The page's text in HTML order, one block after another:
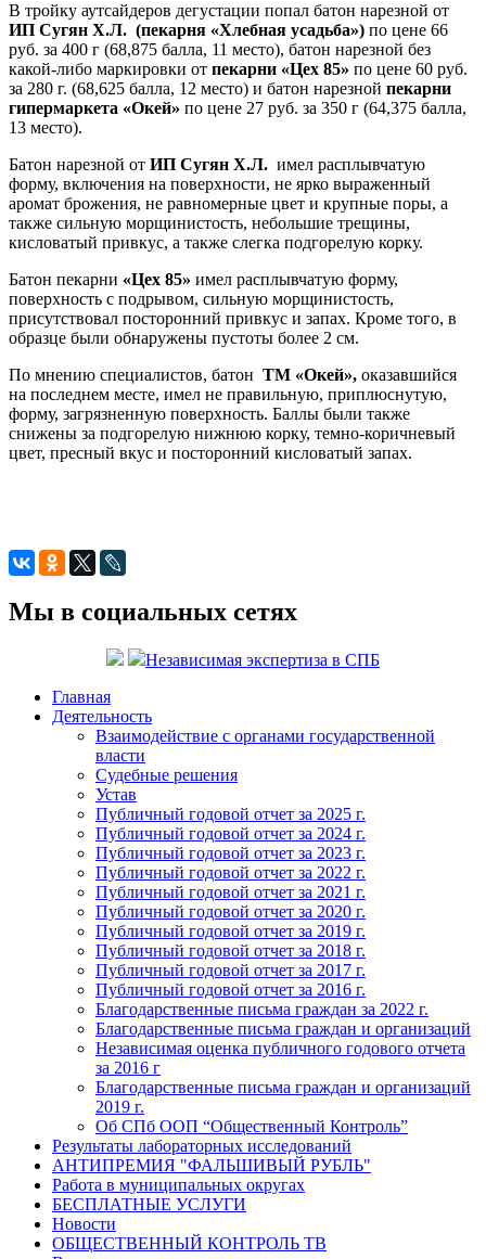
В тройку аутсайдеров дегустации попал батон нарезной от
ИП Сугян Х.Л. (пекарня «Хлебная усадьба») по цене 66
руб. за 400 г (68,875 балла, 11 место), батон нарезной без
какой-либо маркировки от пекарни «Цех 85» по цене 60 руб.
за 280 г. (68,625 балла, 12 место) и батон нарезной пекарни
гипермаркета «Окей» по цене 27 руб. за 350 г (64,375 балла,
13 место).
Батон нарезной от ИП Сугян Х.Л. имел расплывчатую
форму, включения на поверхности, не ярко выраженный
аромат брожения, не равномерные цвет и крупные поры, а
также сильную морщинистость, небольшие трещины,
кисловатый привкус, а также слегка подгорелую корку.
Батон пекарни «Цех 85» имел расплывчатую форму,
поверхность с подрывом, сильную морщинистость,
присутствовал посторонний привкус и запах. Кроме того, в
образце были обнаружены пустоты более 2 см.
По мнению специалистов, батон ТМ «Окей», оказавшийся
на последнем месте, имел не правильную, приплюснутую,
форму, загрязненную поверхность. Баллы были также
снижены за подгорелую нижнюю корку, темно-коричневый
цвет, пресный вкус и посторонний кисловатый запах.
Мы в социальных сетях
Независимая экспертиза в СПБ
Главная
Деятельность
Взаимодействие с органами государственной
власти
Судебные решения
Устав
Публичный годовой отчет за 2025 г.
Публичный годовой отчет за 2024 г.
Публичный годовой отчет за 2023 г.
Публичный годовой отчет за 2022 г.
Публичный годовой отчет за 2021 г.
Публичный годовой отчет за 2020 г.
Публичный годовой отчет за 2019 г.
Публичный годовой отчет за 2018 г.
Публичный годовой отчет за 2017 г.
Публичный годовой отчет за 2016 г.
Благодарственные письма граждан за 2022 г.
Благодарственные письма граждан и организаций
Независимая оценка публичного годового отчета
за 2016 г
Благодарственные письма граждан и организаций
2019 г.
Об СПб ООП “Общественный Контроль”
Результаты лабораторных исследований
АНТИПРЕМИЯ "ФАЛЬШИВЫЙ РУБЛЬ"
Работа в муниципальных округах
БЕСПЛАТНЫЕ УСЛУГИ
Новости
ОБЩЕСТВЕННЫЙ КОНТРОЛЬ ТВ